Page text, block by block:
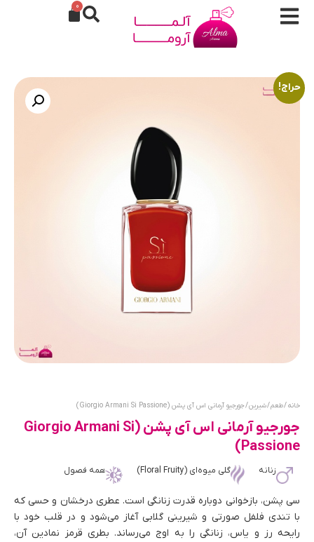
0
حراج!
خانه/طعم/شیرین/ جورجیو آرمانی اس آی پشن (Giorgio Armani Si Passione)
جورجیو آرمانی اس آی پشن (Giorgio Armani Si
Passione)
زنانه گلی میوه‌ای (Floral Fruity) همه فصول
سی پشن، بازخوانی دوباره قدرت زنانگی است. عطری درخشان و حسی که
با تندی فلفل صورتی و شیرینی گلابی آغاز می‌شود و در قلب خود با
رایحه رز و یاس، زنانگی را به اوج می‌رساند. بطری قرمز نمادین آن،